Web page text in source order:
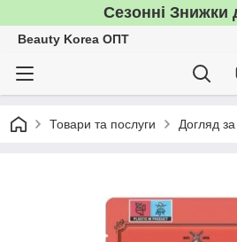
Сезонні Знижки
Beauty Korea ОПТ
Товари та послуги Догляд